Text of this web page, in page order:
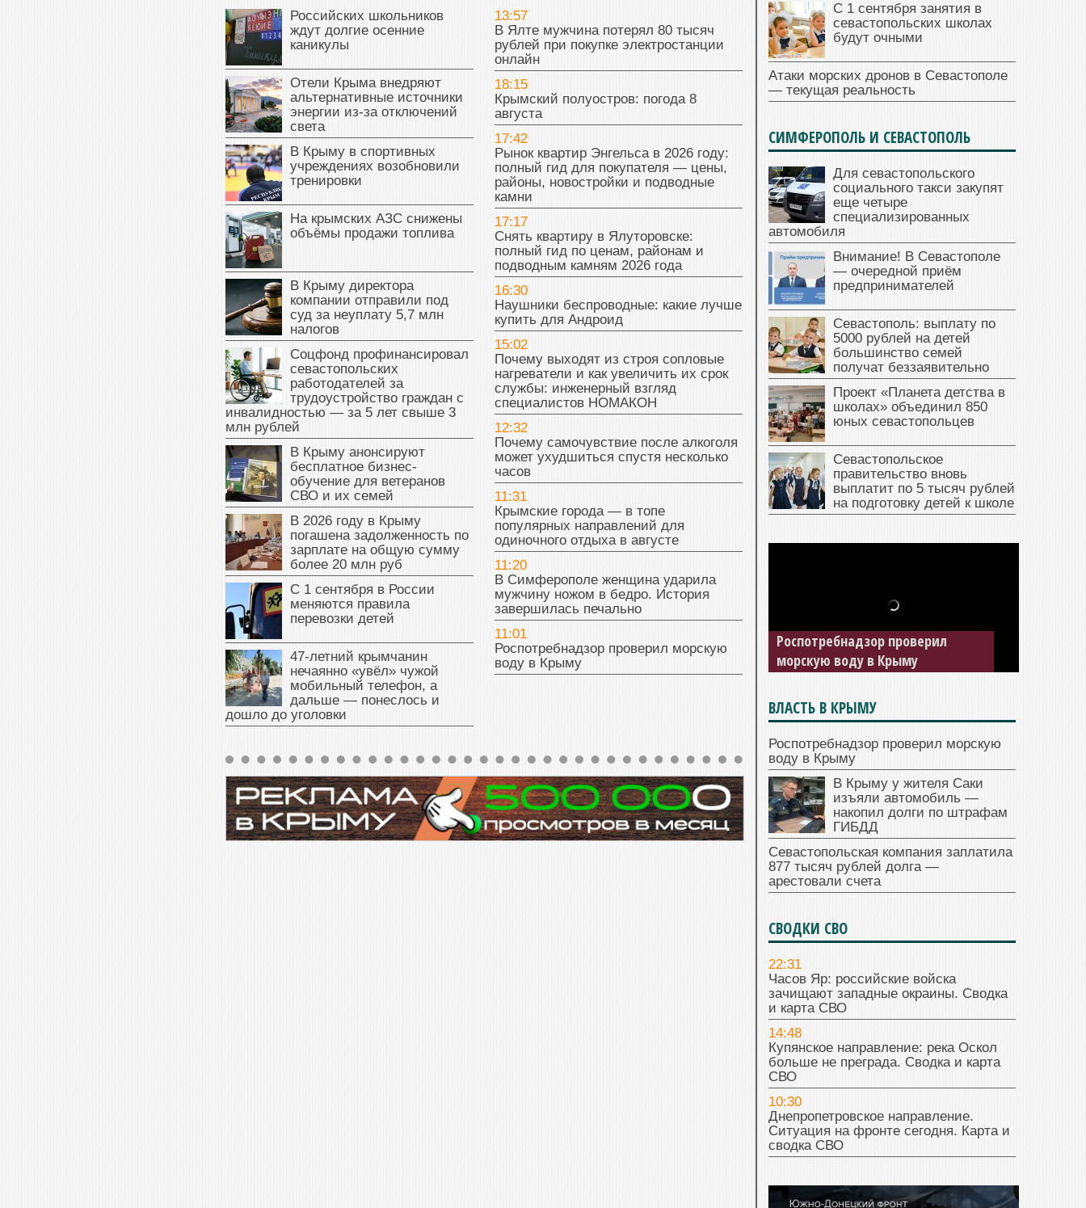
Российских школьников
ждут долгие осенние
каникулы
Отели Крыма внедряют
альтернативные источники
энергии из-за отключений
света
В Крыму в спортивных
учреждениях возобновили
тренировки
На крымских АЗС снижены
объёмы продажи топлива
В Крыму директора
компании отправили под
суд за неуплату 5,7 млн
налогов
Соцфонд профинансировал
севастопольских
работодателей за
трудоустройство граждан с
инвалидностью — за 5 лет свыше 3
млн рублей
В Крыму анонсируют
бесплатное бизнес-
обучение для ветеранов
СВО и их семей
В 2026 году в Крыму
погашена задолженность по
зарплате на общую сумму
более 20 млн руб
С 1 сентября в России
меняются правила
перевозки детей
47‑летний крымчанин
нечаянно «увёл» чужой
мобильный телефон, а
дальше — понеслось и
дошло до уголовки
13:57
В Ялте мужчина потерял 80 тысяч
рублей при покупке электростанции
онлайн
18:15
Крымский полуостров: погода 8
августа
17:42
Рынок квартир Энгельса в 2026 году:
полный гид для покупателя — цены,
районы, новостройки и подводные
камни
17:17
Снять квартиру в Ялуторовске:
полный гид по ценам, районам и
подводным камням 2026 года
16:30
Наушники беспроводные: какие лучше
купить для Андроид
15:02
Почему выходят из строя сопловые
нагреватели и как увеличить их срок
службы: инженерный взгляд
специалистов НОМАКОН
12:32
Почему самочувствие после алкоголя
может ухудшиться спустя несколько
часов
11:31
Крымские города — в топе
популярных направлений для
одиночного отдыха в августе
11:20
В Симферополе женщина ударила
мужчину ножом в бедро. История
завершилась печально
11:01
Роспотребнадзор проверил морскую
воду в Крыму
С 1 сентября занятия в
севастопольских школах
будут очными
Атаки морских дронов в Севастополе
— текущая реальность
СИМФЕРОПОЛЬ И СЕВАСТОПОЛЬ
Для севастопольского
социального такси закупят
еще четыре
специализированных
автомобиля
Внимание! В Севастополе
— очередной приём
предпринимателей
Севастополь: выплату по
5000 рублей на детей
большинство семей
получат беззаявительно
Проект «Планета детства в
школах» объединил 850
юных севастопольцев
Севастопольское
правительство вновь
выплатит по 5 тысяч рублей
на подготовку детей к школе
Роспотребнадзор проверил
морскую воду в Крыму
ВЛАСТЬ В КРЫМУ
Роспотребнадзор проверил морскую
воду в Крыму
В Крыму у жителя Саки
изъяли автомобиль —
накопил долги по штрафам
ГИБДД
Севастопольская компания заплатила
877 тысяч рублей долга —
арестовали счета
СВОДКИ СВО
22:31
Часов Яр: российские войска
зачищают западные окраины. Сводка
и карта СВО
14:48
Купянское направление: река Оскол
больше не преграда. Сводка и карта
СВО
10:30
Днепропетровское направление.
Ситуация на фронте сегодня. Карта и
сводка СВО